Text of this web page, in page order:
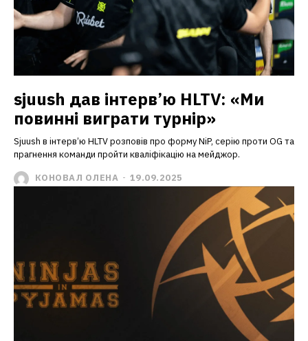
sjuush дав інтерв’ю HLTV: «Ми
повинні виграти турнір»
Sjuush в інтерв’ю HLTV розповів про форму NiP, серію проти OG та
прагнення команди пройти кваліфікацію на мейджор.
КОНОВАЛ ОЛЕНА - 19.09.2025